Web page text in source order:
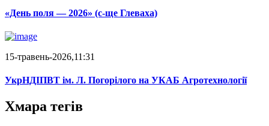
«День поля — 2026» (c-ще Глеваха)
15-травень-2026,11:31
УкрНДІПВТ ім. Л. Погорілого на УКАБ Агротехнології
Хмара тегів